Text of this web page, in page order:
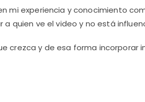
mi experiencia y conocimiento
quien ve el video y no está
crezca y de esa forma incorporar